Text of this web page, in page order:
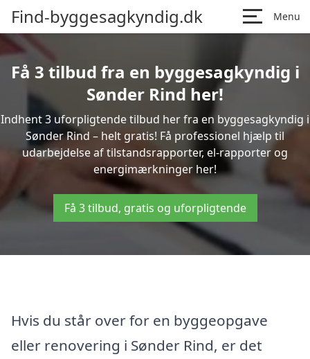
Find-byggesagkyndig.dk Menu
Få 3 tilbud fra en byggesagkyndig i
Sønder Rind her!
Indhent 3 uforpligtende tilbud her fra en byggesagkyndig i
Sønder Rind – helt gratis! Få professionel hjælp til
udarbejdelse af tilstandsrapporter, el-rapporter og
energimærkninger her!
Få 3 tilbud, gratis og uforpligtende
Hvis du står over for en byggeopgave
eller renovering i Sønder Rind, er det